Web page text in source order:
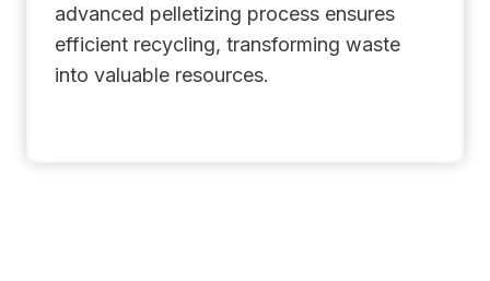
advanced pelletizing process ensures
efficient recycling, transforming waste
into valuable resources.